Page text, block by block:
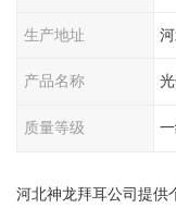
生产地址
产品名称
质量等级
河北神龙拜耳公司提供